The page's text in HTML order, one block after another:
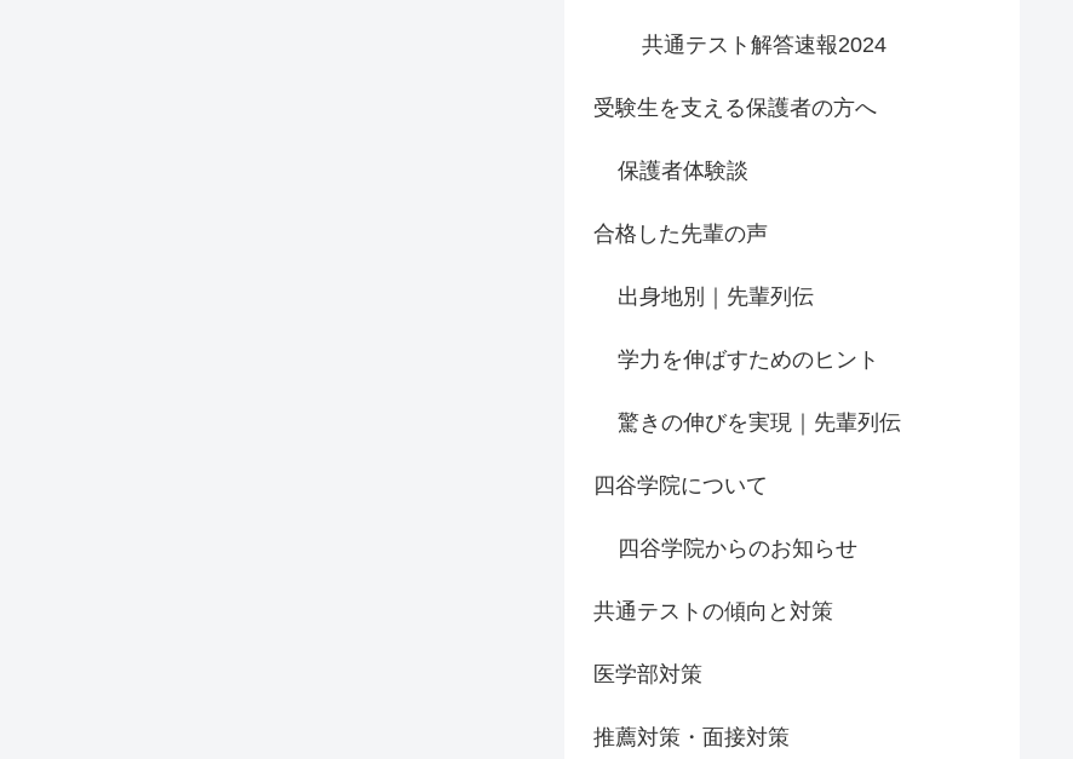
共通テスト解答速報2024
受験生を支える保護者の方へ
保護者体験談
合格した先輩の声
出身地別｜先輩列伝
学力を伸ばすためのヒント
驚きの伸びを実現｜先輩列伝
四谷学院について
四谷学院からのお知らせ
共通テストの傾向と対策
医学部対策
推薦対策・面接対策